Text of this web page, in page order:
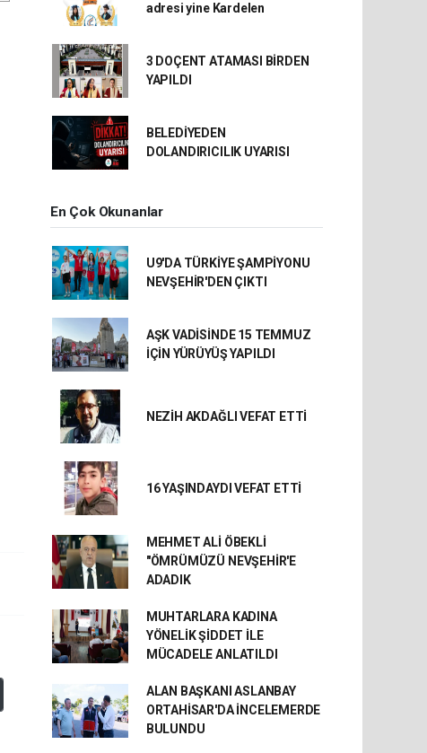
adresi yine Kardelen
3 DOÇENT ATAMASI BİRDEN
YAPILDI
BELEDİYEDEN
DOLANDIRICILIK UYARISI
En Çok Okunanlar
U9'DA TÜRKİYE ŞAMPİYONU
NEVŞEHİR'DEN ÇIKTI
AŞK VADİSİNDE 15 TEMMUZ
İÇİN YÜRÜYÜŞ YAPILDI
NEZİH AKDAĞLI VEFAT ETTİ
16 YAŞINDAYDI VEFAT ETTİ
MEHMET ALİ ÖBEKLİ
"ÖMRÜMÜZÜ NEVŞEHİR'E
ADADIK
MUHTARLARA KADINA
YÖNELİK ŞİDDET İLE
MÜCADELE ANLATILDI
ALAN BAŞKANI ASLANBAY
ORTAHİSAR'DA İNCELEMERDE
BULUNDU